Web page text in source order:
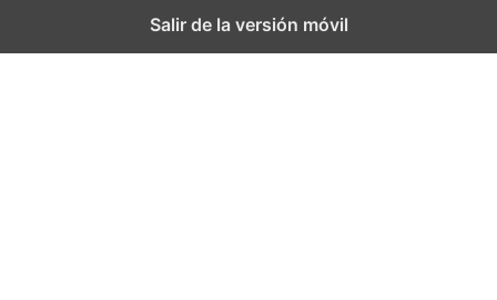
Salir de la versión móvil